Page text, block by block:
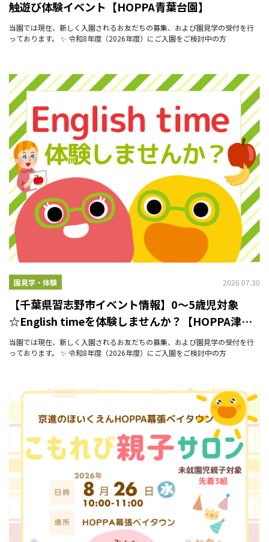
触遊び体験イベント【HOPPA青葉台園】
当園では現在、新しく入園されるお友だちの募集、および園見学の受付を行
っております。 ✨ 令和8年度（2026年度）にご入園をご検討中の方
園見学・体験 2026.07.30
【千葉県習志野市イベント情報】0～5歳児対象
☆English timeを体験しませんか？【HOPPA津田
沼ザ・タワー】
当園では現在、新しく入園されるお友だちの募集、および園見学の受付を行
っております。 ✨ 令和8年度（2026年度）にご入園をご検討中の方